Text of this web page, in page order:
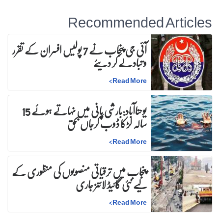
Recommended Articles
آئی جی پنجاب نے 7 پولیس افسران کے تقرر و تبادلے کر دیئے
Read More
>
یوحناآباد:بارشی پانی میں نہاتے ہوئے 15 سالہ لڑکا ڈوب کرجاں بحق
Read More
>
پنجاب میں ترقیاتی منصوبوں کی منظوری کے
لیے نئی گائیڈ لائنز جاری
Read More
>